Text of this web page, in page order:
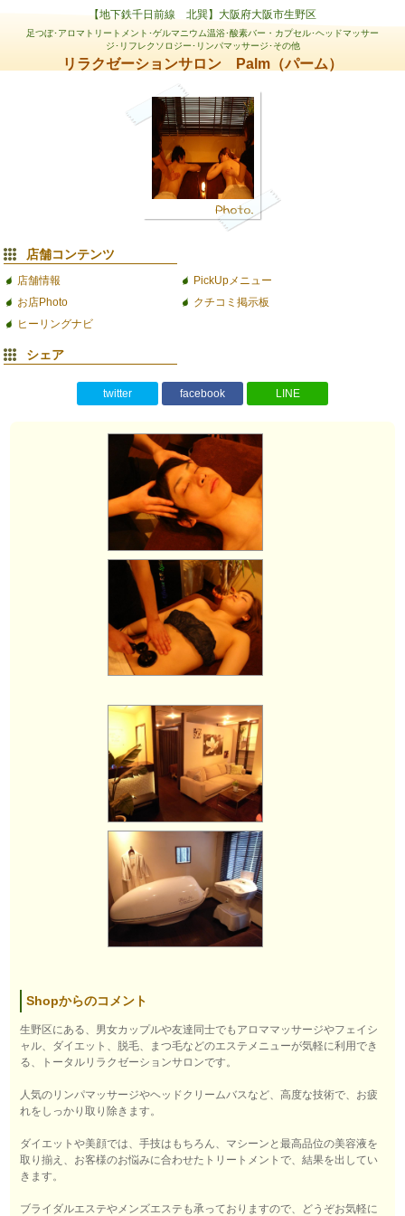
【地下鉄千日前線 北巽】大阪府大阪市生野区
足つぼ･アロマトリートメント･ゲルマニウム温浴･酸素バー・カプセル･ヘッドマッサー
ジ･リフレクソロジー･リンパマッサージ･その他
リラクゼーションサロン Palm（パーム）
店舗コンテンツ
店舗情報
PickUpメニュー
お店Photo
クチコミ掲示板
ヒーリングナビ
シェア
twitter facebook LINE
Shopからのコメント
生野区にある、男女カップルや友達同士でもアロママッサージやフェイシ
ャル、ダイエット、脱毛、まつ毛などのエステメニューが気軽に利用でき
る、トータルリラクゼーションサロンです。
人気のリンパマッサージやヘッドクリームバスなど、高度な技術で、お疲
れをしっかり取り除きます。
ダイエットや美顔では、手技はもちろん、マシーンと最高品位の美容液を
取り揃え、お客様のお悩みに合わせたトリートメントで、結果を出してい
きます。
ブライダルエステやメンズエステも承っておりますので、どうぞお気軽に